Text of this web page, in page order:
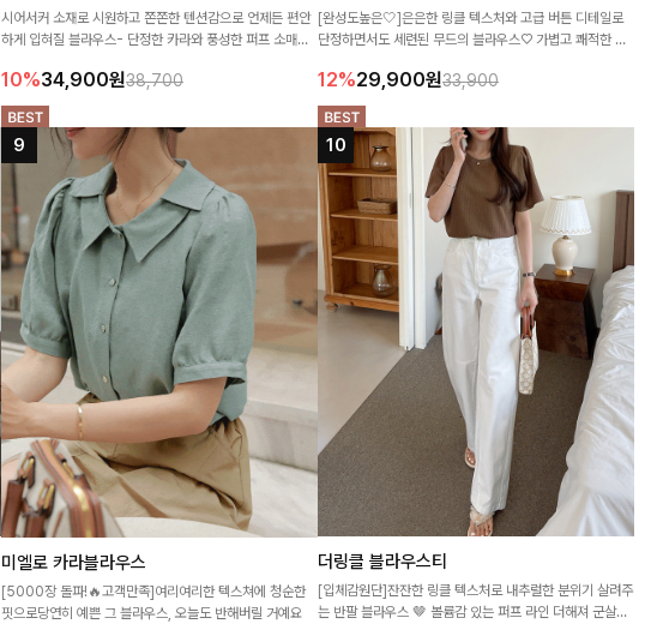
시어서커 소재로 시원하고 쫀쫀한 텐션감으로 언제든 편안
하게 입혀질 블라우스- 단정한 카라와 풍성한 퍼프 소매로
10%34,900원38,700
[완성도높은🤍]은은한 링클 텍스처와 고급 버튼 디테일로
단정하면서도 세련된 무드의 블라우스♡ 가볍고 쾌적한 착
이랍니다-!
12%29,900원33,900
미엘로 카라블라우스
[5000장 돌파!🔥고객만족]여리여리한 텍스쳐에 청순한
핏으로당연히 예쁜 그 블라우스, 오늘도 반해버릴 거예요
더링클 블라우스티
[입체감원단]잔잔한 링클 텍스처로 내추럴한 분위기 살려주
는 반팔 블라우스 🤎 볼륨감 있는 퍼프 라인 더해져 군살은